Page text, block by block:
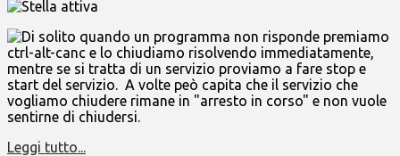
Di solito quando un programma non risponde premiamo
ctrl-alt-canc e lo chiudiamo risolvendo immediatamente,
mentre se si tratta di un servizio proviamo a fare stop e
start del servizio. A volte peò capita che il servizio che
vogliamo chiudere rimane in "arresto in corso" e non vuole
sentirne di chiudersi.
Leggi tutto...